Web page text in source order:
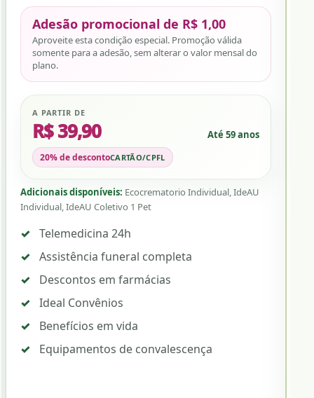
Adesão promocional de R$ 1,00
Aproveite esta condição especial. Promoção válida
somente para a adesão, sem alterar o valor mensal do
plano.
A PARTIR DE
R$ 39,90 Até 59 anos
20% de descontoCARTÃO/CPFL
Adicionais disponíveis: Ecocrematorio Individual, IdeAU
Individual, IdeAU Coletivo 1 Pet
Telemedicina 24h
Assistência funeral completa
Descontos em farmácias
Ideal Convênios
Benefícios em vida
Equipamentos de convalescença